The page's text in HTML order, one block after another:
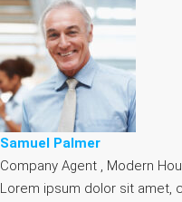
Samuel Palmer
Company Agent , Modern
Lorem ipsum dolor sit amet,